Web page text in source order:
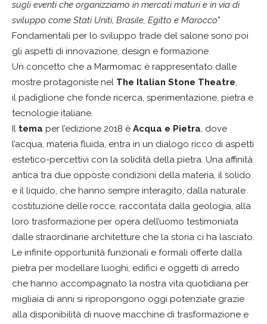
sugli eventi che organizziamo in mercati maturi e in via di
sviluppo come Stati Uniti, Brasile, Egitto e Marocco”
Fondamentali per lo sviluppo trade del salone sono poi
gli aspetti di innovazione, design e formazione.
Un concetto che a Marmomac è rappresentato dalle
mostre protagoniste nel The Italian Stone Theatre,
il padiglione che fonde ricerca, sperimentazione, pietra e
tecnologie italiane.
Il tema per l’edizione 2018 è Acqua e Pietra, dove
l’acqua, materia fluida, entra in un dialogo ricco di aspetti
estetico-percettivi con la solidità della pietra. Una affinità
antica tra due opposte condizioni della materia, il solido
e il liquido, che hanno sempre interagito, dalla naturale
costituzione delle rocce, raccontata dalla geologia, alla
loro trasformazione per opera dell’uomo testimoniata
dalle straordinarie architetture che la storia ci ha lasciato.
Le infinite opportunità funzionali e formali offerte dalla
pietra per modellare luoghi, edifici e oggetti di arredo
che hanno accompagnato la nostra vita quotidiana per
migliaia di anni si ripropongono oggi potenziate grazie
alla disponibilità di nuove macchine di trasformazione e